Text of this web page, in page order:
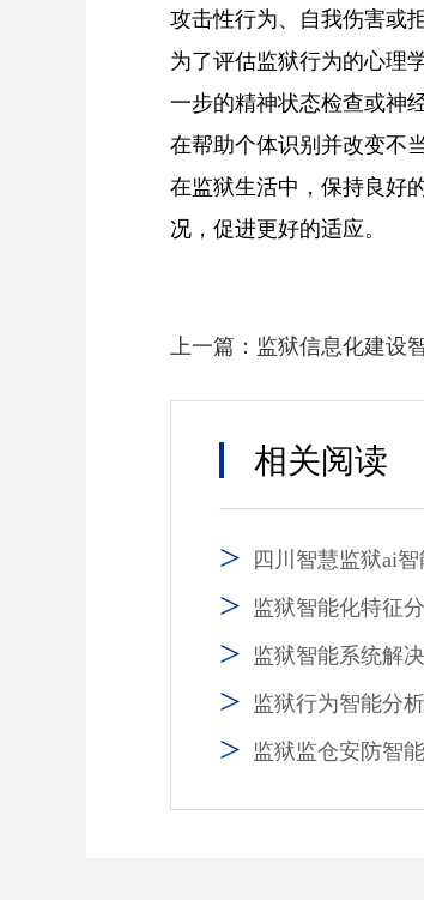
攻击性行为、自我伤害或
为了评估监狱行为的心理
一步的精神状态检查或神
在帮助个体识别并改变不
在监狱生活中，保持良好
况，促进更好的适应。
上一篇： 监狱信息化建设
相关阅读
四川智慧监狱ai
监狱智能化特征
监狱智能系统解
监狱行为智能分
监狱监仓安防智